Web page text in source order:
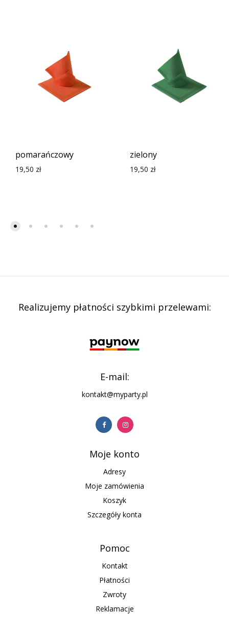
pomarańczowy
19,50 zł
zielony
19,50 zł
Realizujemy płatności szybkimi przelewami:
E-mail:
kontakt@myparty.pl
Moje konto
Adresy
Moje zamówienia
Koszyk
Szczegóły konta
Pomoc
Kontakt
Płatności
Zwroty
Reklamacje